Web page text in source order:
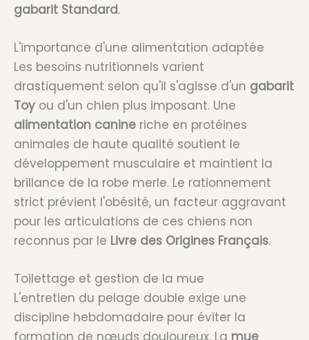
gabarit Standard.
L'importance d'une alimentation adaptée
Les besoins nutritionnels varient
drastiquement selon qu'il s'agisse d'un gabarit
Toy ou d'un chien plus imposant. Une
alimentation canine riche en protéines
animales de haute qualité soutient le
développement musculaire et maintient la
brillance de la robe merle. Le rationnement
strict prévient l'obésité, un facteur aggravant
pour les articulations de ces chiens non
reconnus par le Livre des Origines Français.
Toilettage et gestion de la mue
L'entretien du pelage double exige une
discipline hebdomadaire pour éviter la
formation de nœuds douloureux. La mue